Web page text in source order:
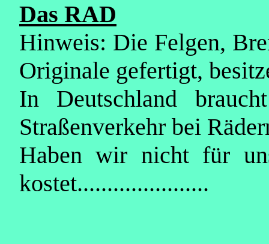
Das RAD
Hinweis: Die Felgen,
Originale gefertigt,
In Deutschland
Straßenverkehr bei
Haben wir nicht für
kostet......................